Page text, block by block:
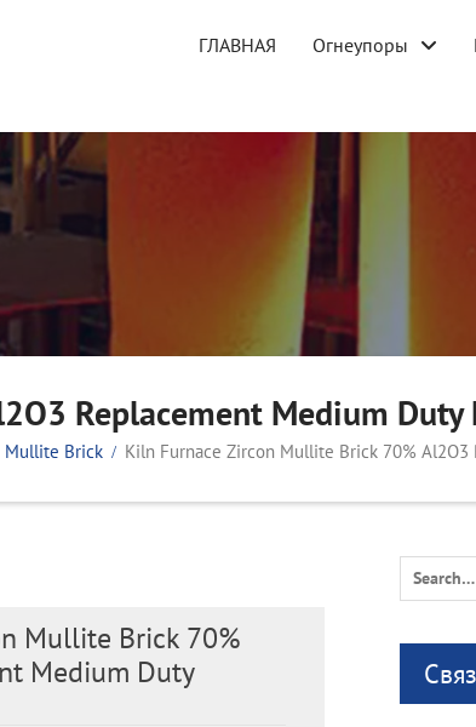
ГЛАВНАЯ Огнеупоры
Replacement Medium Duty
Mullite Brick Kiln Furnace Zircon Mullite Brick 70%
Mullite Brick 70%
Medium Duty
Search
for: